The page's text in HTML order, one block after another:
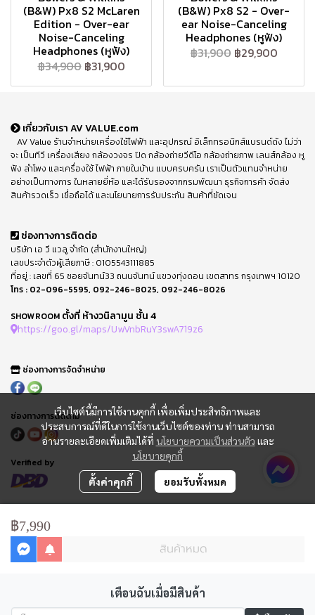
(B&W) Px8 S2 McLaren
Edition - Over-ear
Noise-Canceling
Headphones (หูฟัง)
฿34,900 ฿31,900
(B&W) Px8 S2 - Over-
ear Noise-Canceling
Headphones (หูฟัง)
฿31,900 ฿29,900
฿7,990
สินค้าหมด
เตือนฉันเมื่อมีสินค้า
เว็บไซต์นี้มีการใช้งานคุกกี้ เพื่อเพิ่มประสิทธิภาพและ
ประสบการณ์ที่ดีในการใช้งานเว็บไซต์ของท่าน ท่านสามารถ
อ่านรายละเอียดเพิ่มเติมได้ที่ นโยบายความเป็นส่วนตัว และ
นโยบายคุกกี้
ตั้งค่าคุกกี้ ยอมรับทั้งหมด
เกี่ยวกับเรา AV VALUE.com
AV Value ร้านจำหน่ายเครื่องใช้ไฟฟ้า และอุปกรณ์ อิเล็กทรอนิกส์แบรนด์ดัง ไม่ว่า
จะ เป็นทีวี เครื่องเสียง กล้องวงจร ปิด กล้องถ่ายวีดีโอ กล้องถ่ายภาพ เลนส์กล้อง หู
ฟัง ลำโพง และเครื่องใช้ ไฟฟ้า ภายในบ้าน แบบครบครัน เราเป็นตัวแทนจำหน่าย
อย่างเป็นทางการ ในหลายยี่ห้อ และได้รับรองจากกรมพัฒนา ธุรกิจการค้า จัดส่ง
สินค้ารวดเร็ว เชื่อถือได้ และนโยบายการรับประกัน สินค้าที่ชัดเจน
ช่องทางการติดต่อ
บริษัท เอ วี แวลู จำกัด (สำนักงานใหญ่)
เลขประจำตัวผู้เสียภาษี : 0105543111885
ที่อยู่ : เลขที่ 65 ซอยจันทน์33 ถนนจันทน์ แขวงทุ่งดอน เขตสาทร กรุงเทพฯ 10120
โทร : 02-096-5595, 092-246-8025, 092-246-8026
SHOWROOM ตั้งที่ ห้างวนิลามูน ชั้น 4
https://goo.gl/maps/UwVnbRuY3swA719z6
ช่องทางการจัดจำหน่าย
ช่องทางการติดตาม
Verified by
ข้อกำหนดการใช้
นโยบายความเป็นส่วนตัว
การจัดการ Cookie
แจ้งชำระเงิน